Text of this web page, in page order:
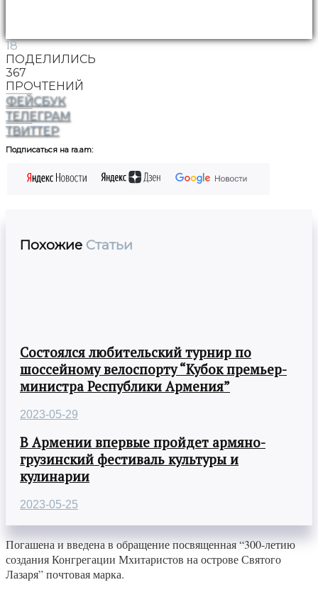
18
ПОДЕЛИЛИСЬ
367
ПРОЧТЕНИЙ
ФЕЙСБУК
ТЕЛЕГРАМ
ТВИТТЕР
Подписаться на ra.am:
Похожие Статьи
Состоялся любительский турнир по
шоссейному велоспорту “Кубок премьер-
министра Республики Армения”
2023-05-29
В Армении впервые пройдет армяно-
грузинский фестиваль культуры и
кулинарии
2023-05-25
Погашена и введена в обращение посвященная “300-летию
создания Конгрегации Мхитаристов на острове Святого
Лазаря” почтовая марка.